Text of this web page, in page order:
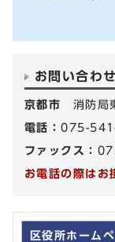
お問い合わ
京都市 消防局
電話：075-
ファックス：
お電話の際はお
区役所ホーム